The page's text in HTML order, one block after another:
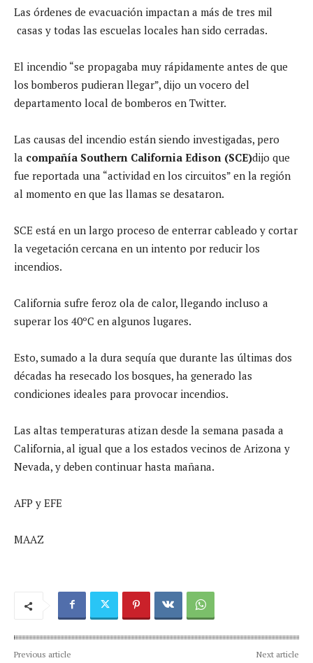
Las órdenes de evacuación impactan a más de tres mil
casas y todas las escuelas locales han sido cerradas.
El incendio “se propagaba muy rápidamente antes de que
los bomberos pudieran llegar”, dijo un vocero del
departamento local de bomberos en Twitter.
Las causas del incendio están siendo investigadas, pero
la compañía Southern California Edison (SCE)dijo que
fue reportada una “actividad en los circuitos” en la región
al momento en que las llamas se desataron.
SCE está en un largo proceso de enterrar cableado y cortar
la vegetación cercana en un intento por reducir los
incendios.
California sufre feroz ola de calor, llegando incluso a
superar los 40ºC en algunos lugares.
Esto, sumado a la dura sequía que durante las últimas dos
décadas ha resecado los bosques, ha generado las
condiciones ideales para provocar incendios.
Las altas temperaturas atizan desde la semana pasada a
California, al igual que a los estados vecinos de Arizona y
Nevada, y deben continuar hasta mañana.
AFP y EFE
MAAZ
Previous article Next article